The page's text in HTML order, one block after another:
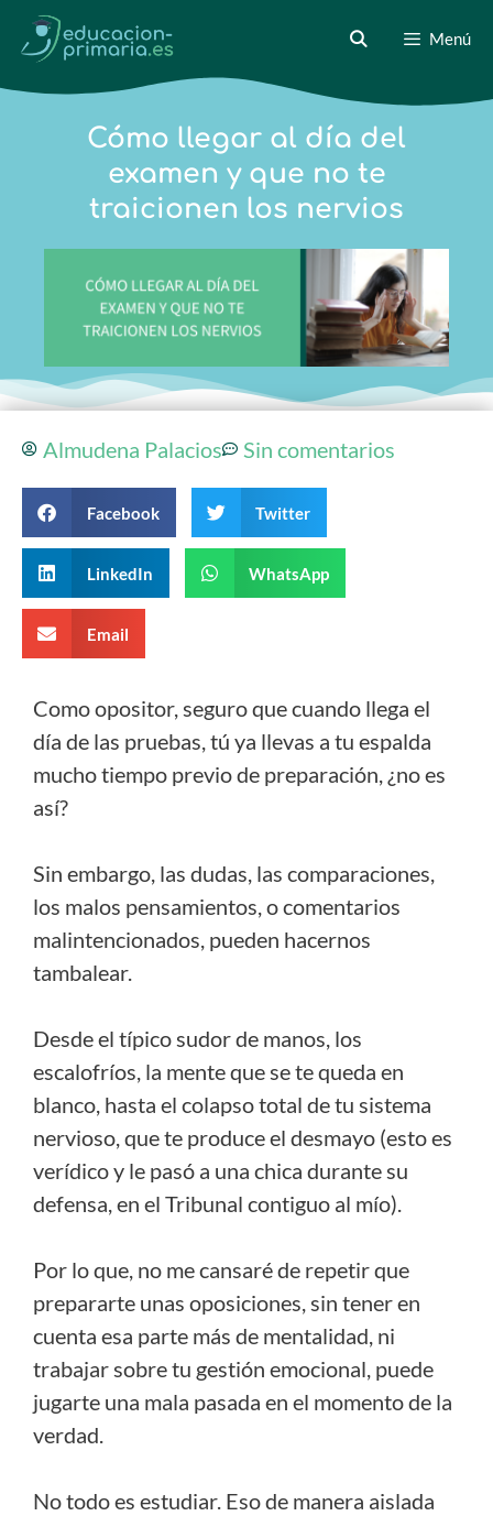
Menú
Cómo llegar al día del
examen y que no te
traicionen los nervios
Almudena Palacios Sin comentarios
Facebook Twitter
LinkedIn WhatsApp
Email
Como opositor, seguro que cuando llega el
día de las pruebas, tú ya llevas a tu espalda
mucho tiempo previo de preparación, ¿no es
así?
Sin embargo, las dudas, las comparaciones,
los malos pensamientos, o comentarios
malintencionados, pueden hacernos
tambalear.
Desde el típico sudor de manos, los
escalofríos, la mente que se te queda en
blanco, hasta el colapso total de tu sistema
nervioso, que te produce el desmayo (esto es
verídico y le pasó a una chica durante su
defensa, en el Tribunal contiguo al mío).
Por lo que, no me cansaré de repetir que
prepararte unas oposiciones, sin tener en
cuenta esa parte más de mentalidad, ni
trabajar sobre tu gestión emocional, puede
jugarte una mala pasada en el momento de la
verdad.
No todo es estudiar. Eso de manera aislada